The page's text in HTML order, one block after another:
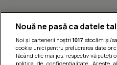
Nouă ne pasă ca datele
Noi și partenerii noștri1017 stocăm și/
cookie unici pentru prelucrarea datelor
făcând clic mai jos, respectiv vă puteți
politica de confidențialitate. Aceste